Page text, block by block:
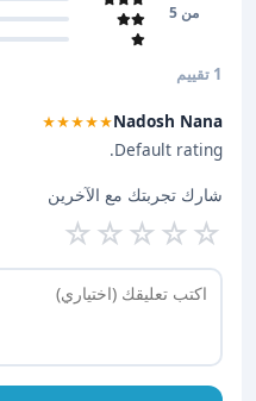
من 5
1 تقييم
Nadosh Nana
★★★★★
Default rating.
شارك تجربتك مع الآخرين
☆
☆
☆
☆
☆